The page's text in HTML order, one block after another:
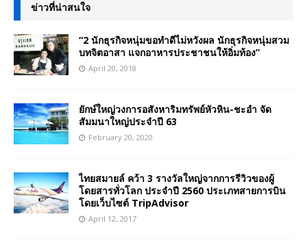
ข่าวที่น่าสนใจ
“2 นักธุรกิจหนุ่มขอทำดีไม่หวังผล นักธุรกิจหนุ่มสวม
บทจิตอาสา แจกอาหารประชาชนให้อิ่มท้อง”
April 20, 2018
ยักษ์ใหญ่วงการอสังหาริมทรัพย์หัวหิน-ชะอำ จัด
สัมมนาใหญ่ประจำปี 63
February 20, 2020
ไทยสมายล์ คว้า 3 รางวัลใหญ่จากการรีวิวของผู้
โดยสารทั่วโลก ประจำปี 2560 ประเภทสายการบิน
โดยเว็บไซต์ TripAdvisor
April 12, 2017